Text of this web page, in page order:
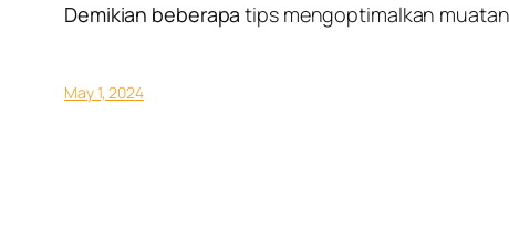
Demikian beberapatips mengoptimalkan
May 1, 2024